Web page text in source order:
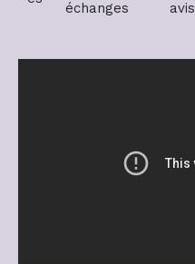
échanges avis